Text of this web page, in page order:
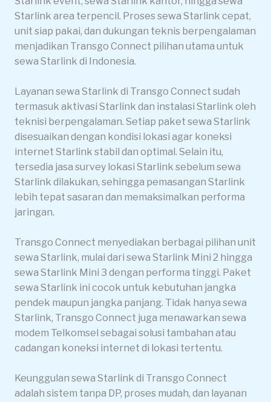
Starlink area terpencil. Proses sewa Starlink cepat,
unit siap pakai, dan dukungan teknis berpengalaman
menjadikan Transgo Connect pilihan utama untuk
sewa Starlink di Indonesia.
Layanan sewa Starlink di Transgo Connect sudah
termasuk aktivasi Starlink dan instalasi Starlink oleh
teknisi berpengalaman. Setiap paket sewa Starlink
disesuaikan dengan kondisi lokasi agar koneksi
internet Starlink stabil dan optimal. Selain itu,
tersedia jasa survey lokasi Starlink sebelum sewa
Starlink dilakukan, sehingga pemasangan Starlink
lebih tepat sasaran dan memaksimalkan performa
jaringan.
Transgo Connect menyediakan berbagai pilihan unit
sewa Starlink, mulai dari sewa Starlink Mini 2 hingga
sewa Starlink Mini 3 dengan performa tinggi. Paket
sewa Starlink ini cocok untuk kebutuhan jangka
pendek maupun jangka panjang. Tidak hanya sewa
Starlink, Transgo Connect juga menawarkan sewa
modem Telkomsel sebagai solusi tambahan atau
cadangan koneksi internet di lokasi tertentu.
Keunggulan sewa Starlink di Transgo Connect
adalah sistem tanpa DP, proses mudah, dan layanan